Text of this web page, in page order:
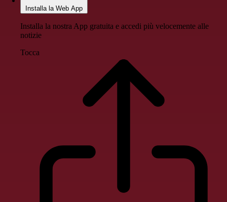
Installa la Web App
Installa la nostra App gratuita e accedi più velocemente alle
notizie
Tocca